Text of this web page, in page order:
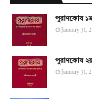
পুরাণকোষ ১ম
January 31,
পুরাণকোষ ২য়
January 31,